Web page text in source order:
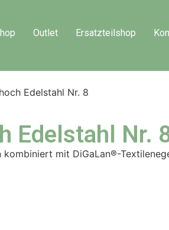
Outlet Ersatzteilshop
Edelstahl Nr. 8
Edelstahl Nr.
mit DiGaLan®-